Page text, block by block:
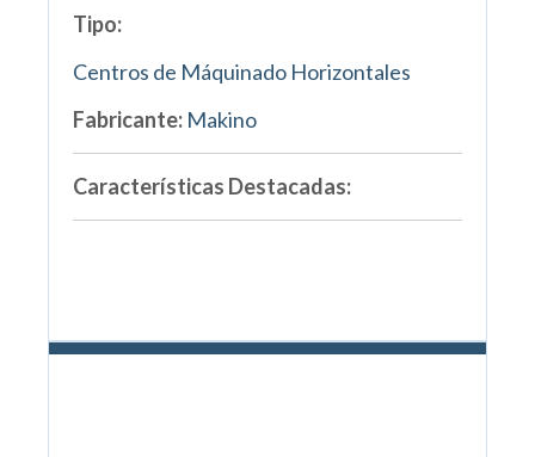
Tipo:
Centros de Máquinado Horizontales
Fabricante: Makino
Características Destacadas: